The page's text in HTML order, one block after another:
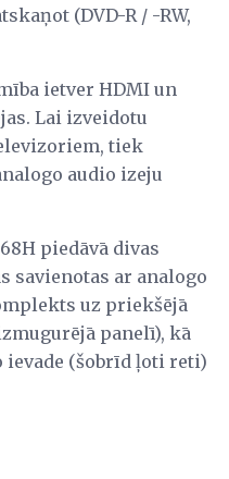
(DVD-R / -RW,
ietver HDMI un
Lai izveidotu
tiek
audio izeju
piedāvā divas
savienotas ar analogo
uz priekšējā
panelī), kā
ievade (šobrīd ļoti reti)